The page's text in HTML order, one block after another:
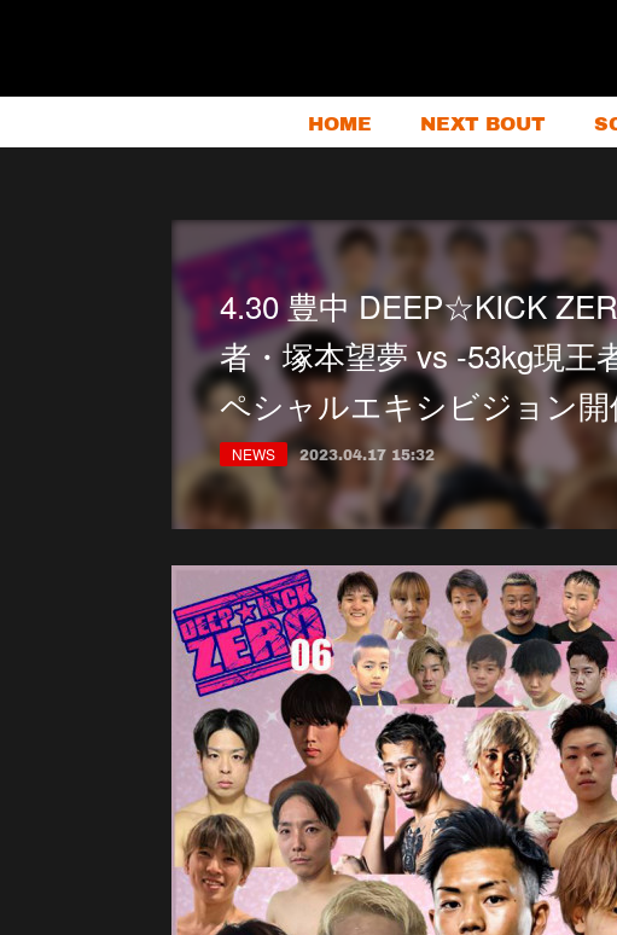
HOME NEXT BOUT
4.30 豊中 DEEP☆KICK
者・塚本望夢 vs -53kg現王
ペシャルエキシビジョン開
NEWS 2023.04.17 15:32